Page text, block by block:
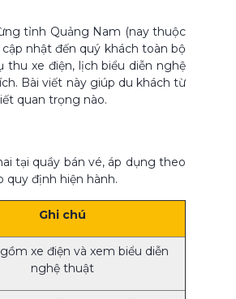
tỉnh Quảng Nam (nay thuộc
cập nhật đến quý khách toàn bộ
xe điện, lịch biểu diễn nghệ
Bài viết này giúp du khách từ
quan trọng nào.
tại quầy bán vé, áp dụng theo
quy định hiện hành.
Ghi chú
xe điện và xem biểu diễn
nghệ thuật